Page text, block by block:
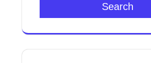
Search